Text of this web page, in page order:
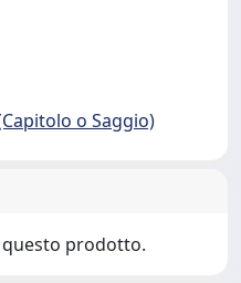
o Saggio)
questo prodotto.